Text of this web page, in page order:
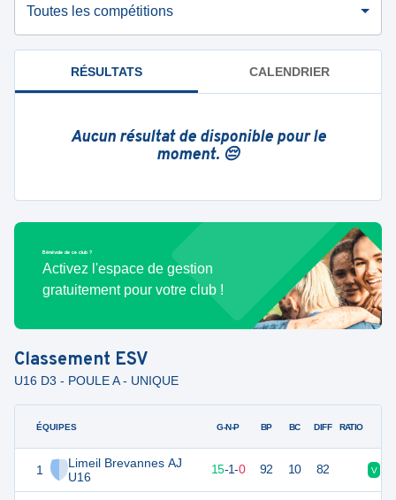
Toutes les compétitions
RÉSULTATS CALENDRIER
Aucun résultat de disponible pour le
moment. 😔
Bénévole de ce club ?
Activez l'espace de gestion
gratuitement pour votre club !
Classement ESV
U16 D3 - POULE A - UNIQUE
ÉQUIPES
1
Limeil Brevannes AJ
U16
G-N-P BP BC DIFF RATIO
46 15-1-0 92 10 82 V